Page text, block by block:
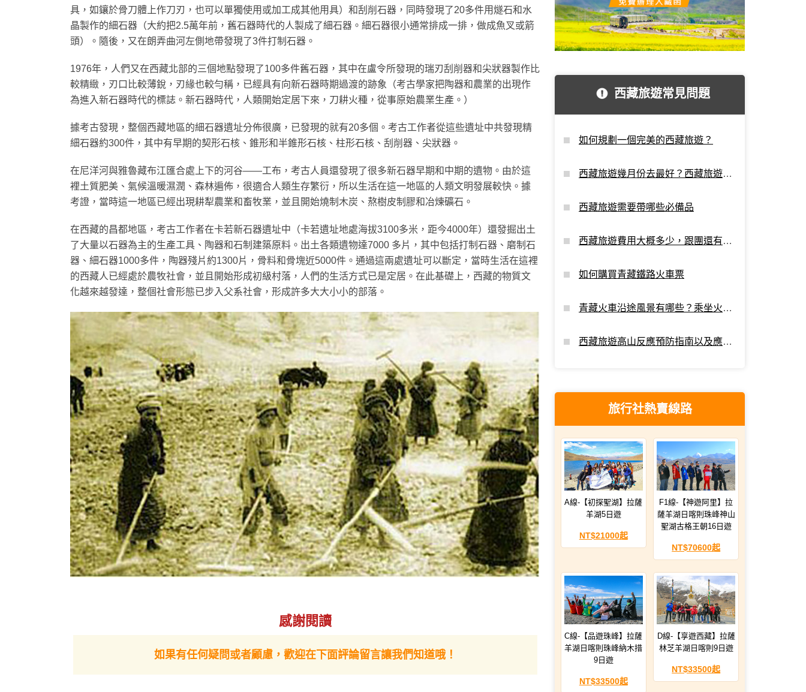
具，如鑲於骨刀體上作刀刃，也可以單獨使用或加工成其他用具）和刮削石器，同時發現了20多件用燧石和水
晶製作的細石器（大約把2.5萬年前，舊石器時代的人製成了細石器。細石器很小通常排成一排，做成魚叉或箭
頭）。隨後，又在朗弄曲河左側地帶發現了3件打制石器。
1976年，人們又在西藏北部的三個地點發現了100多件舊石器，其中在盧令所發現的瑞刃刮削器和尖狀器製作比
較精緻，刃口比較薄銳，刃緣也較勻稱，已經具有向新石器時期過渡的跡象（考古學家把陶器和農業的出現作
為進入新石器時代的標誌。新石器時代，人類開始定居下來，刀耕火種，從事原始農業生產。）
據考古發現，整個西藏地區的細石器遺址分佈很廣，已發現的就有20多個。考古工作者從這些遺址中共發現精
細石器約300件，其中有早期的契形石核、錐形和半錐形石核、柱形石核、刮削器、尖狀器。
在尼洋河與雅魯藏布江匯合處上下的河谷——工布，考古人員還發現了很多新石器早期和中期的遺物。由於這
裡土質肥美、氣候溫暖濕潤、森林遍佈，很適合人類生存繁衍，所以生活在這一地區的人類文明發展較快。據
考證，當時這一地區已經出現耕犁農業和畜牧業，並且開始燒制木炭、熬樹皮制膠和冶煉礦石。
在西藏的昌都地區，考古工作者在卡若新石器遺址中（卡若遺址地處海拔3100多米，距今4000年）還發掘出土
了大量以石器為主的生產工具、陶器和石制建築原料。出土各類遺物達7000 多片，其中包括打制石器、磨制石
器、細石器1000多件，陶器殘片約1300片，骨料和骨塊近5000件。通過這兩處遺址可以斷定，當時生活在這裡
的西藏人已經處於農牧社會，並且開始形成初級村落，人們的生活方式已是定居。在此基礎上，西藏的物質文
化越來越發達，整個社會形態已步入父系社會，形成許多大大小小的部落。
感謝閱讀
如果有任何疑問或者顧慮，歡迎在下面評論留言讓我們知道哦！
西藏旅遊常見問題
如何規劃一個完美的西藏旅遊？
西藏旅遊幾月份去最好？西藏旅遊最
西藏旅遊需要帶哪些必備品
西藏旅遊費用大概多少，跟團還有額
如何購買青藏鐵路火車票
青藏火車沿途風景有哪些？乘坐火車
西藏旅遊高山反應預防指南以及應對
旅行社熱賣線路
A線-【初探聖湖】拉薩
羊湖5日遊
NT$21000起
F1線-【神遊阿里】拉
薩羊湖日喀則珠峰神山
聖湖古格王朝16日遊
NT$70600起
C線-【品遊珠峰】拉薩
羊湖日喀則珠峰納木措
9日遊
NT$33500起
D線-【享遊西藏】拉薩
林芝羊湖日喀則9日遊
NT$33500起